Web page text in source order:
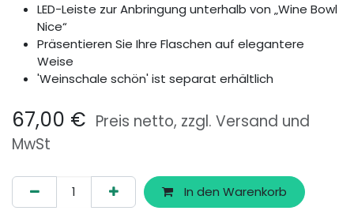
LED-Leiste zur Anbringung unterhalb von „Wine Bowl
Nice“
Präsentieren Sie Ihre Flaschen auf elegantere
Weise
'Weinschale schön' ist separat erhältlich
67,00 € Preis netto, zzgl. Versand und
MwSt
In den Warenkorb